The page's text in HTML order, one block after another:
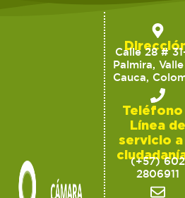
Calle 28 #
Palmira,
Cauca,
Teléfono
Línea de
servicio a
(+57)
2806911